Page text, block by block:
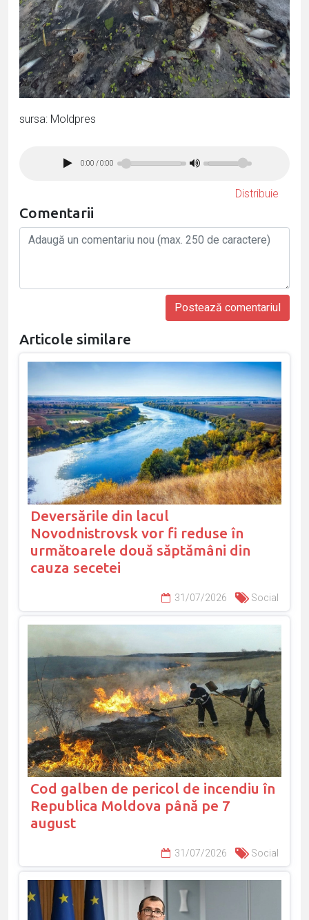
sursa: Moldpres
0:00 /0:00
Distribuie
Comentarii
Articole similare
Deversările din lacul
Novodnistrovsk vor fi reduse în
următoarele două săptămâni din
cauza secetei
31/07/2026 Social
Cod galben de pericol de incendiu în
Republica Moldova până pe 7
august
31/07/2026 Social